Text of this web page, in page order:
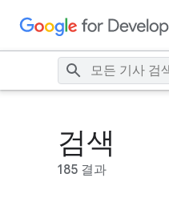
검색
185 결과